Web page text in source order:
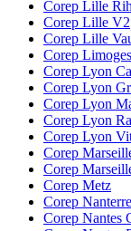
Corep Lille
Corep Lille V2
Corep Lille
Corep Limoges
Corep Lyon
Corep Lyon
Corep Lyon
Corep Lyon
Corep Lyon
Corep
Corep
Corep Metz
Corep
Corep Nantes